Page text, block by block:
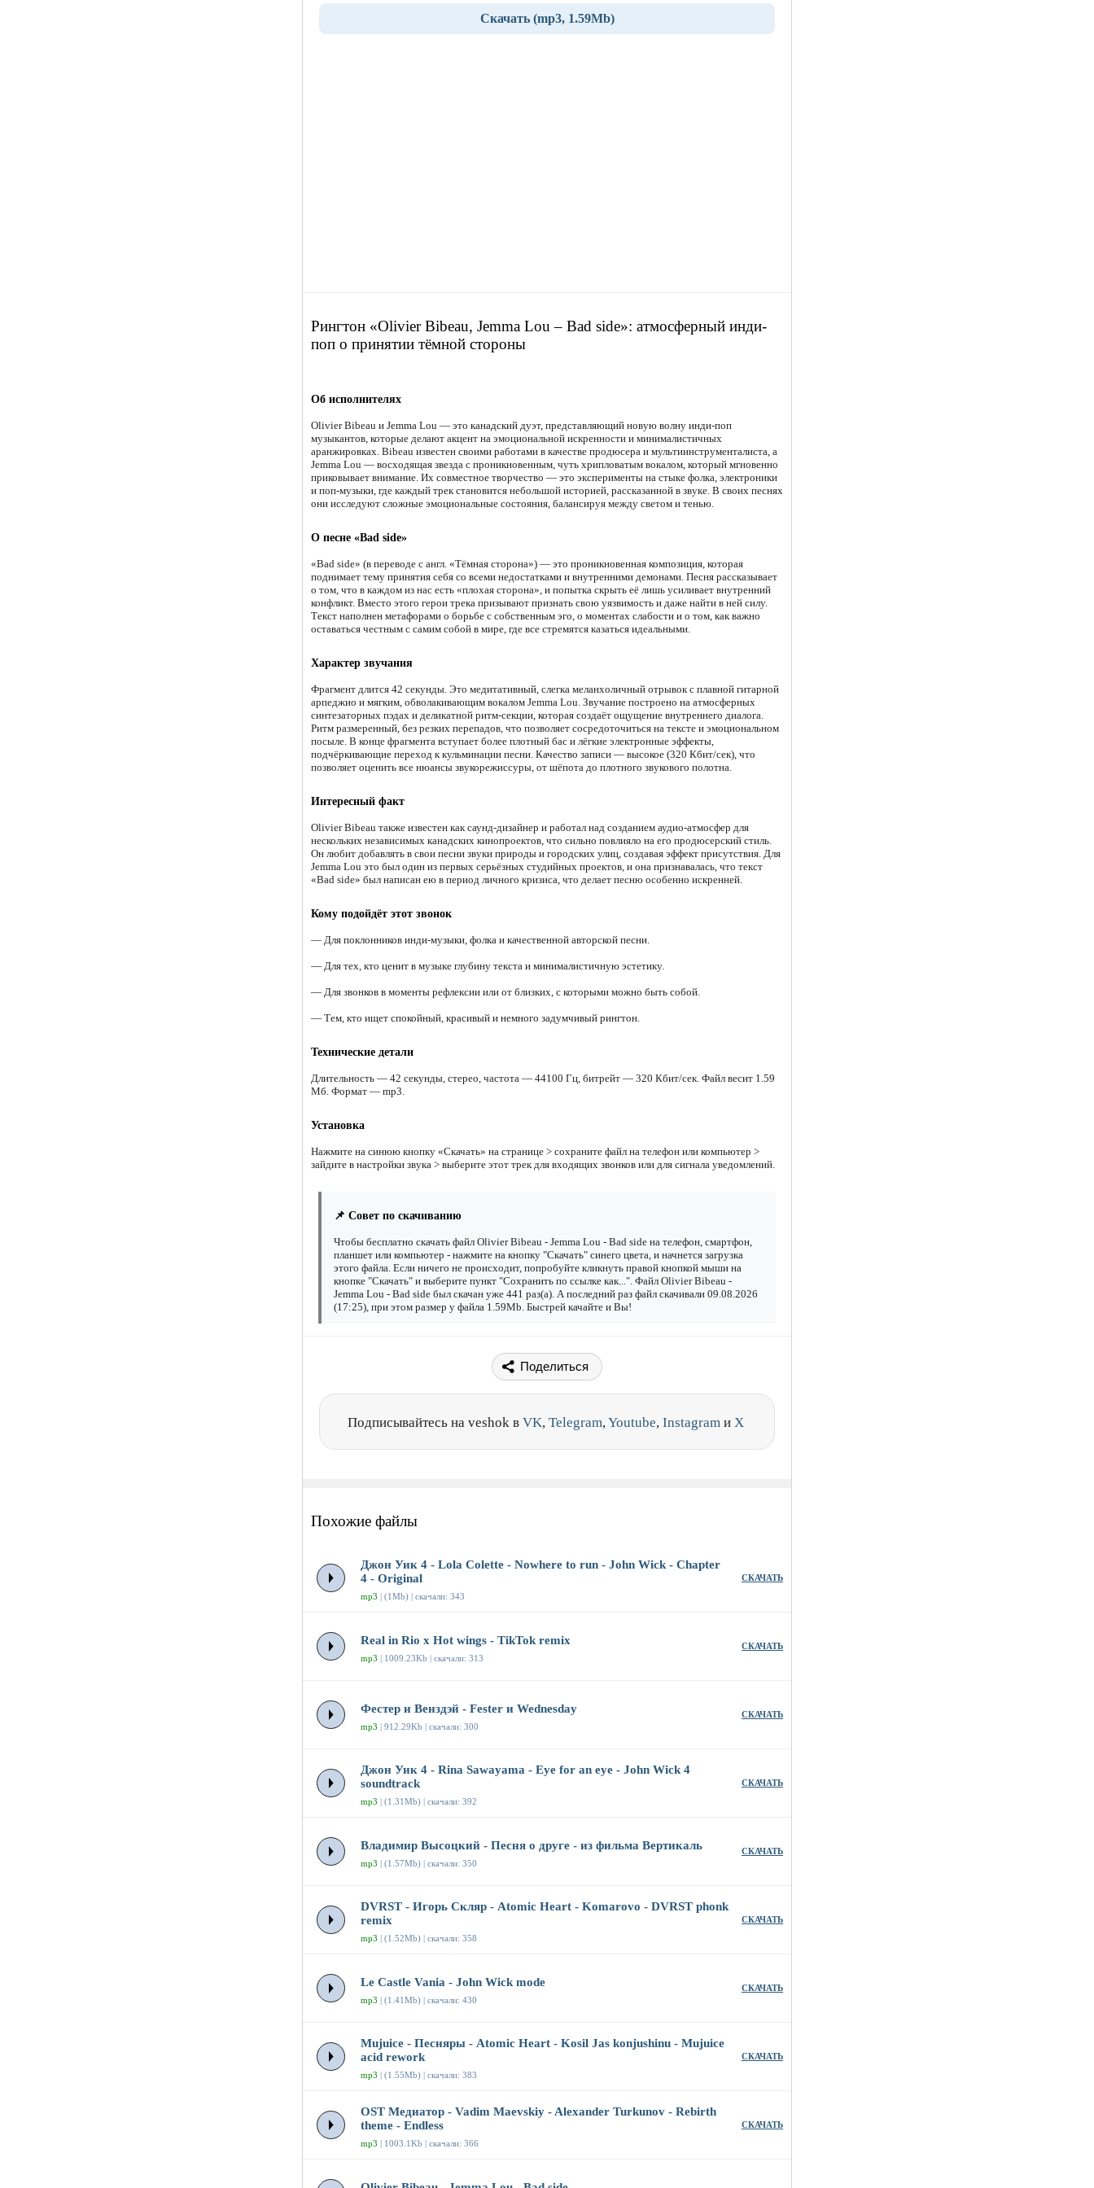
Скачать (mp3, 1.59Mb)
Рингтон «Olivier Bibeau, Jemma Lou – Bad side»: атмосферный инди-
поп о принятии тёмной стороны
Об исполнителях
Olivier Bibeau и Jemma Lou — это канадский дуэт, представляющий новую волну инди-поп
музыкантов, которые делают акцент на эмоциональной искренности и минималистичных
аранжировках. Bibeau известен своими работами в качестве продюсера и мультиинструменталиста, а
Jemma Lou — восходящая звезда с проникновенным, чуть хрипловатым вокалом, который мгновенно
приковывает внимание. Их совместное творчество — это эксперименты на стыке фолка, электроники
и поп-музыки, где каждый трек становится небольшой историей, рассказанной в звуке. В своих песнях
они исследуют сложные эмоциональные состояния, балансируя между светом и тенью.
О песне «Bad side»
«Bad side» (в переводе с англ. «Тёмная сторона») — это проникновенная композиция, которая
поднимает тему принятия себя со всеми недостатками и внутренними демонами. Песня рассказывает
о том, что в каждом из нас есть «плохая сторона», и попытка скрыть её лишь усиливает внутренний
конфликт. Вместо этого герои трека призывают признать свою уязвимость и даже найти в ней силу.
Текст наполнен метафорами о борьбе с собственным эго, о моментах слабости и о том, как важно
оставаться честным с самим собой в мире, где все стремятся казаться идеальными.
Характер звучания
Фрагмент длится 42 секунды. Это медитативный, слегка меланхоличный отрывок с плавной гитарной
арпеджио и мягким, обволакивающим вокалом Jemma Lou. Звучание построено на атмосферных
синтезаторных пэдах и деликатной ритм-секции, которая создаёт ощущение внутреннего диалога.
Ритм размеренный, без резких перепадов, что позволяет сосредоточиться на тексте и эмоциональном
посыле. В конце фрагмента вступает более плотный бас и лёгкие электронные эффекты,
подчёркивающие переход к кульминации песни. Качество записи — высокое (320 Кбит/сек), что
позволяет оценить все нюансы звукорежиссуры, от шёпота до плотного звукового полотна.
Интересный факт
Olivier Bibeau также известен как саунд-дизайнер и работал над созданием аудио-атмосфер для
нескольких независимых канадских кинопроектов, что сильно повлияло на его продюсерский стиль.
Он любит добавлять в свои песни звуки природы и городских улиц, создавая эффект присутствия. Для
Jemma Lou это был один из первых серьёзных студийных проектов, и она признавалась, что текст
«Bad side» был написан ею в период личного кризиса, что делает песню особенно искренней.
Кому подойдёт этот звонок
— Для поклонников инди-музыки, фолка и качественной авторской песни.
— Для тех, кто ценит в музыке глубину текста и минималистичную эстетику.
— Для звонков в моменты рефлексии или от близких, с которыми можно быть собой.
— Тем, кто ищет спокойный, красивый и немного задумчивый рингтон.
Технические детали
Длительность — 42 секунды, стерео, частота — 44100 Гц, битрейт — 320 Кбит/сек. Файл весит 1.59
Мб. Формат — mp3.
Установка
Нажмите на синюю кнопку «Скачать» на странице > сохраните файл на телефон или компьютер >
зайдите в настройки звука > выберите этот трек для входящих звонков или для сигнала уведомлений.
📌 Совет по скачиванию
Чтобы бесплатно скачать файл Olivier Bibeau - Jemma Lou - Bad side на телефон, смартфон,
планшет или компьютер - нажмите на кнопку "Скачать" синего цвета, и начнется загрузка
этого файла. Если ничего не происходит, попробуйте кликнуть правой кнопкой мыши на
кнопке "Скачать" и выберите пункт "Сохранить по ссылке как...". Файл Olivier Bibeau -
Jemma Lou - Bad side был скачан уже 441 раз(а). А последний раз файл скачивали 09.08.2026
(17:25), при этом размер у файла 1.59Mb. Быстрей качайте и Вы!
Поделиться
Подписывайтесь на veshok в VK, Telegram,Youtube, Instagram и X
Похожие файлы
Джон Уик 4 - Lola Colette - Nowhere to run - John Wick - Chapter
4 - Original
mp3 | (1Mb) | скачали: 343
СКАЧАТЬ
Real in Rio x Hot wings - TikTok remix
mp3 | 1009.23Kb | скачали: 313
СКАЧАТЬ
Фестер и Венздэй - Fester и Wednesday
mp3 | 912.29Kb | скачали: 300
СКАЧАТЬ
Джон Уик 4 - Rina Sawayama - Eye for an eye - John Wick 4
soundtrack
mp3 | (1.31Mb) | скачали: 392
СКАЧАТЬ
Владимир Высоцкий - Песня о друге - из фильма Вертикаль
mp3 | (1.57Mb) | скачали: 350
СКАЧАТЬ
DVRST - Игорь Скляр - Atomic Heart - Komarovo - DVRST phonk
remix
mp3 | (1.52Mb) | скачали: 358
СКАЧАТЬ
Le Castle Vania - John Wick mode
mp3 | (1.41Mb) | скачали: 430
СКАЧАТЬ
Mujuice - Песняры - Atomic Heart - Kosil Jas konjushinu - Mujuice
acid rework
mp3 | (1.55Mb) | скачали: 383
СКАЧАТЬ
OST Медиатор - Vadim Maevskiy - Alexander Turkunov - Rebirth
theme - Endless
mp3 | 1003.1Kb | скачали: 366
СКАЧАТЬ